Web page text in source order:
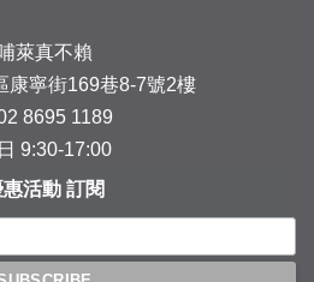
萊真不賴
康寧街169巷8-7號2樓
8695 1189
9:30-17:00
活動 訂閱